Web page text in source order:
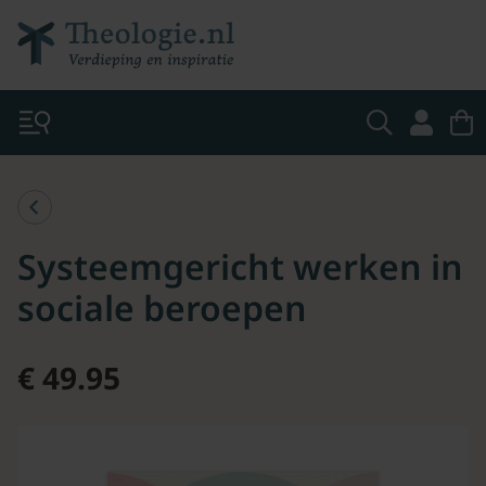
Systeemgericht werken in
sociale beroepen
€ 49.95